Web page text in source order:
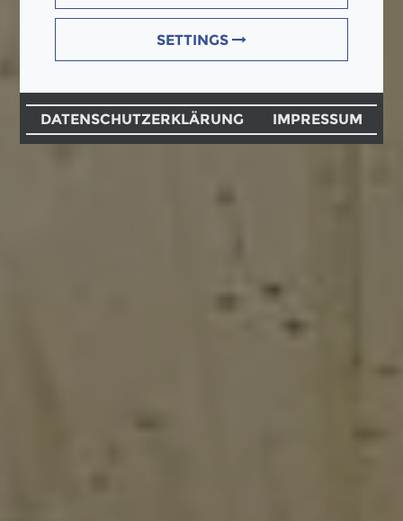
SETTINGS
DATENSCHUTZERKLÄRUNG IMPRESSUM